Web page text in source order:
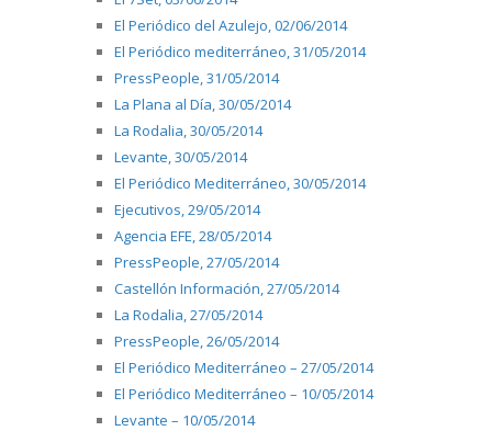
El Periódico del Azulejo, 02/06/2014
El Periódico mediterráneo, 31/05/2014
PressPeople, 31/05/2014
La Plana al Día, 30/05/2014
La Rodalia, 30/05/2014
Levante, 30/05/2014
El Periódico Mediterráneo, 30/05/2014
Ejecutivos, 29/05/2014
Agencia EFE, 28/05/2014
PressPeople, 27/05/2014
Castellón Información, 27/05/2014
La Rodalia, 27/05/2014
PressPeople, 26/05/2014
El Periódico Mediterráneo – 27/05/2014
El Periódico Mediterráneo – 10/05/2014
Levante – 10/05/2014